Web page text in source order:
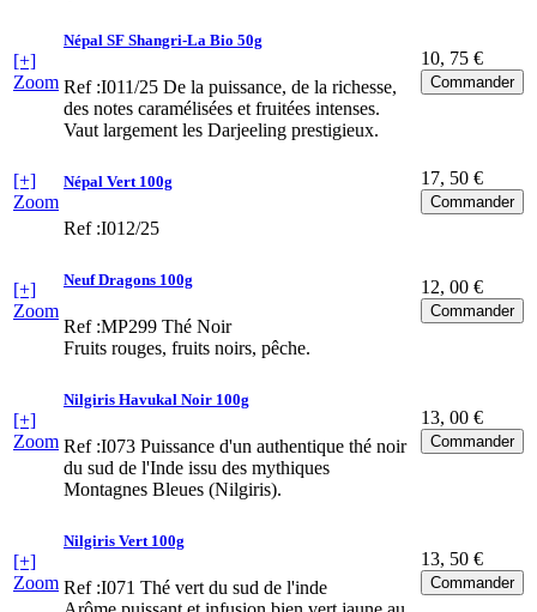
[+]
Zoom
Népal SF Shangri-La Bio 50g
Ref :I011/25 De la puissance, de la richesse,
des notes caramélisées et fruitées intenses.
Vaut largement les Darjeeling prestigieux.
10, 75 €
[+]
Zoom
Népal Vert 100g
Ref :I012/25
17, 50 €
[+]
Zoom
Neuf Dragons 100g
Ref :MP299 Thé Noir
Fruits rouges, fruits noirs, pêche.
12, 00 €
[+]
Zoom
Nilgiris Havukal Noir 100g
Ref :I073 Puissance d'un authentique thé noir
du sud de l'Inde issu des mythiques
Montagnes Bleues (Nilgiris).
13, 00 €
[+]
Zoom
Nilgiris Vert 100g
Ref :I071 Thé vert du sud de l'inde
13, 50 €